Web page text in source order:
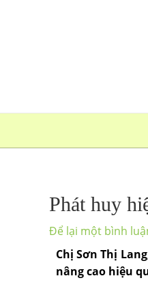
Phát huy
Để lại một bình
Chị Sơn Thị
nâng cao hiệu